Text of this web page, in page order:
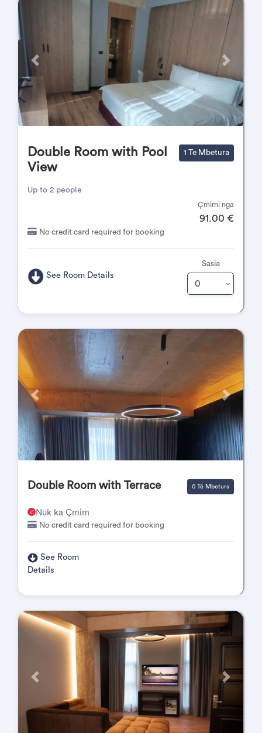
Përpara Pas
Double Room with Pool
View
1 Të Mbetura
Up to 2 people
Çmimi nga
91.00 €
No credit card required for booking
See Room Details
Sasia
Përpara Pas
Double Room with Terrace 0 Të Mbetura
Nuk ka Çmim
No credit card required for booking
See Room
Details
Përpara Pas